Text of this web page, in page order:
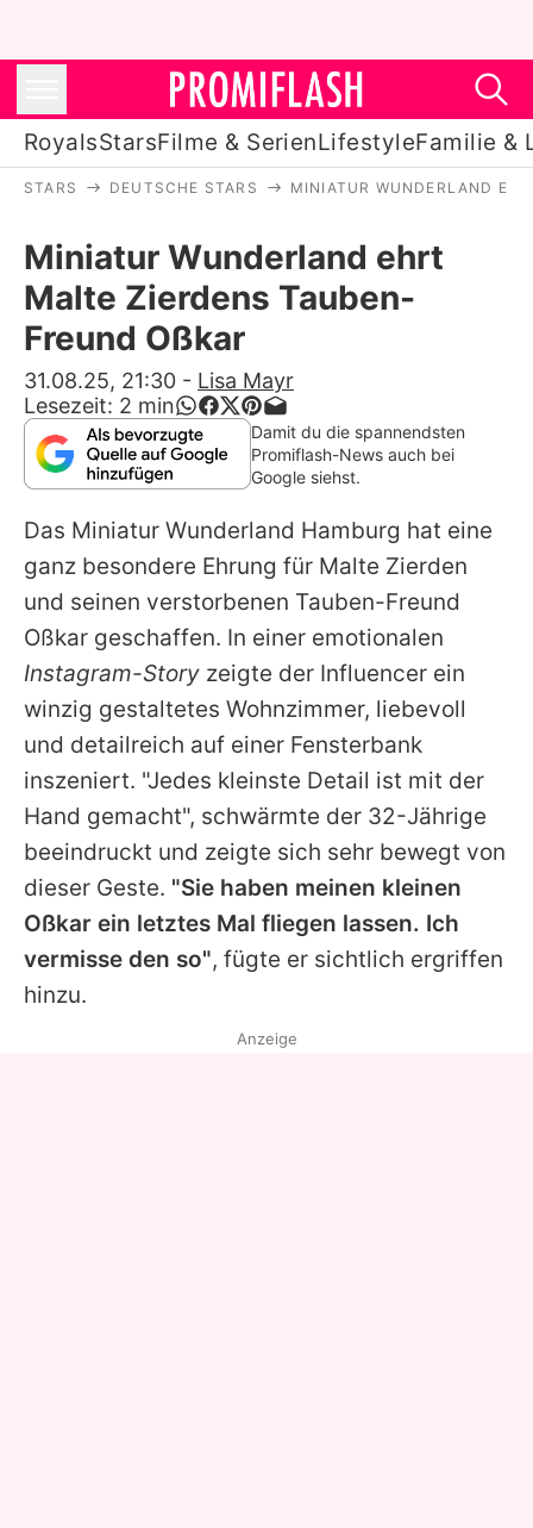
RoyalsStarsFilme & SerienLifestyleFamilie &
Stars
Filme & Serien
Lifestyle
Familie & Liebe
Promiflash Exklusiv
Alle Themen auf Promiflash
Jobs
App runterladen
Team
Redaktionelle Richtlinien
Impressum
Datenschutzerklärung
Utiq verwalten
STARS DEUTSCHE STARS MINIATUR WUNDERLAND
Miniatur Wunderland ehrt
Malte Zierdens Tauben-
Freund Oßkar
31.08.25, 21:30 - Lisa Mayr
Lesezeit: 2 min
Damit du die spannendsten
Promiflash-News auch bei
Google siehst.
Das Miniatur Wunderland Hamburg hat eine
ganz besondere Ehrung für Malte Zierden
und seinen verstorbenen Tauben-Freund
Oßkar geschaffen. In einer emotionalen
Instagram-Story zeigte der Influencer ein
winzig gestaltetes Wohnzimmer, liebevoll
und detailreich auf einer Fensterbank
inszeniert. "Jedes kleinste Detail ist mit der
Hand gemacht", schwärmte der 32-Jährige
beeindruckt und zeigte sich sehr bewegt von
dieser Geste. "Sie haben meinen kleinen
Oßkar ein letztes Mal fliegen lassen. Ich
vermisse den so", fügte er sichtlich ergriffen
hinzu.
Anzeige